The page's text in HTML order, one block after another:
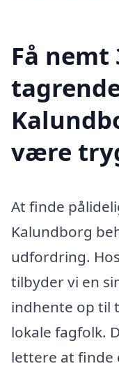
Få
være
At finde
Kalundborg
udfordring.
tilbyder vi en
indhente op til
lokale fagfolk.
lettere at finde